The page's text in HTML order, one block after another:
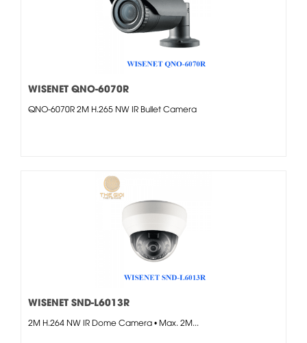
WISENET QNO-6070R
QNO-6070R 2M H.265 NW IR Bullet Camera
WISENET SND-L6013R
2M H.264 NW IR Dome Camera • Max. 2M...